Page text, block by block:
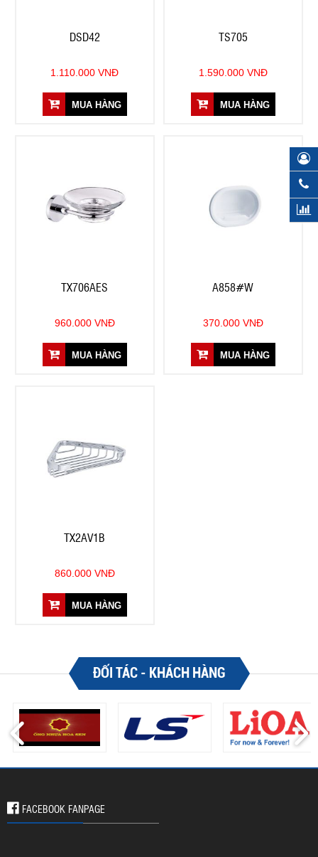
DSD42
1.110.000 VNĐ
MUA HÀNG
TS705
1.590.000 VNĐ
MUA HÀNG
TX706AES
960.000 VNĐ
MUA HÀNG
A858#W
370.000 VNĐ
MUA HÀNG
TX2AV1B
860.000 VNĐ
MUA HÀNG
ĐỐI TÁC - KHÁCH HÀNG
FACEBOOK FANPAGE